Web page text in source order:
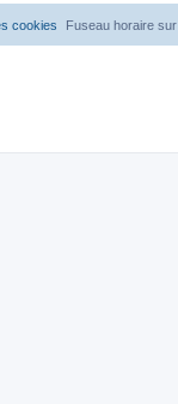
Fuseau horaire sur
cookies